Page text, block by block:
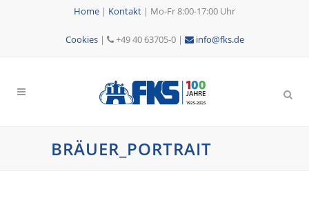
Home | Kontakt | Mo-Fr 8:00-17:00 Uhr
Cookies| +49 40 63705-0 | info@fks.de
BRÄUER_PORTRAIT